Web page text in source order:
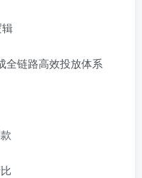
全链路高效投放体系